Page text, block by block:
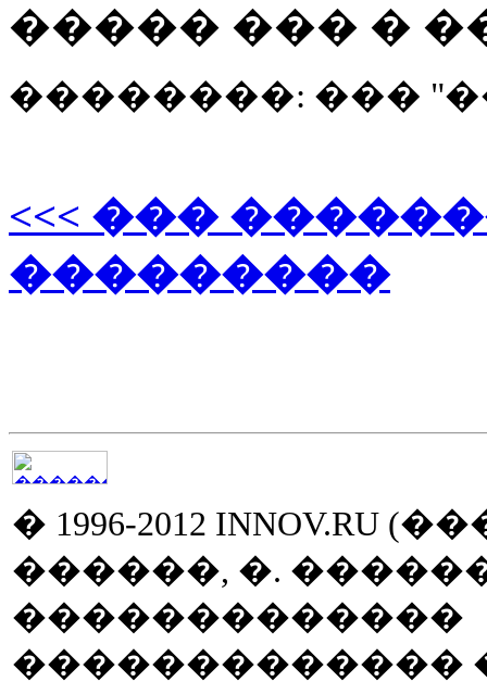
����� ��� �
��������: ���
<<< ���
���������
� 1996-2012
������, �.
�������������
������������� ��